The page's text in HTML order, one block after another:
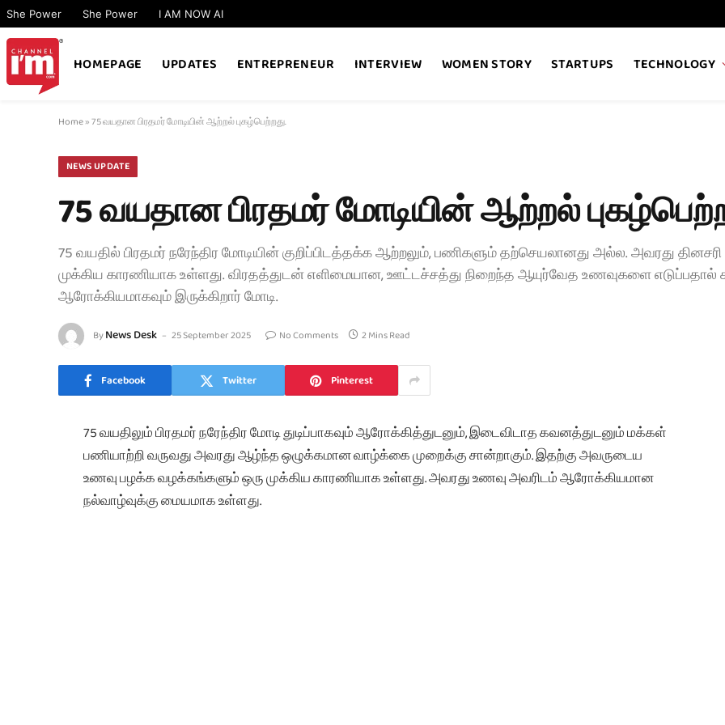
She Power She Power I AM NOW AI​
HOMEPAGE UPDATES ENTREPRENEUR INTERVIEW WOMEN STORY STARTUPS TECHNOLOGY
Home»75 வயதான பிரதமர் மோடியின் ஆற்றல் புகழ்பெற்றது.
NEWS UPDATE
75 வயதான பிரதமர் மோடியின் ஆற்றல்
75 வயதில் பிரதமர் நரேந்திர மோடியின் குறிப்பிடத்தக்க ஆற்றலும், பணிகளும் தற்செயலானது அல்ல. அவரது
முக்கிய காரணியாக உள்ளது. விரதத்துடன் எளிமையான, ஊட்டச்சத்து நிறைந்த ஆயுர்வேத உணவுகளை எடுப்பதால்
ஆரோக்கியமாகவும் இருக்கிறார் மோடி.
ByNews Desk 25 September 2025 No Comments 2 Mins Read
Facebook Twitter Pinterest
75 வயதிலும் பிரதமர் நரேந்திர மோடி துடிப்பாகவும் ஆரோக்கித்துடனும், இடைவிடாத கவனத்துடனும் மக்கள்
பணியாற்றி வருவது அவரது ஆழ்ந்த ஒழுக்கமான வாழ்க்கை முறைக்கு சான்றாகும். இதற்கு அவருடைய
உணவு பழக்க வழக்கங்களும் ஒரு முக்கிய காரணியாக உள்ளது. அவரது உணவு அவரிடம் ஆரோக்கியமான
நல்வாழ்வுக்கு மையமாக உள்ளது.